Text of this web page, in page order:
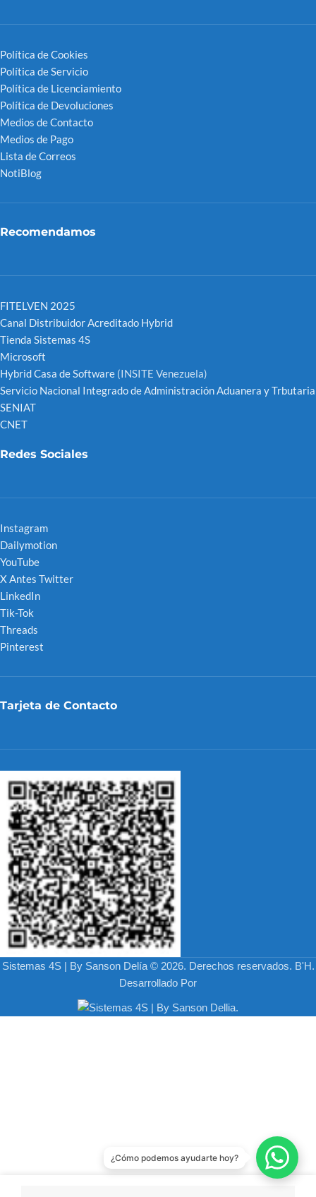
Política de Cookies
Política de Servicio
Política de Licenciamiento
Política de Devoluciones
Medios de Contacto
Medios de Pago
Lista de Correos
NotiBlog
Recomendamos
FITELVEN 2025
Canal Distribuidor Acreditado Hybrid
Tienda Sistemas 4S
Microsoft
Hybrid Casa de Software (INSITE Venezuela)
Servicio Nacional Integrado de Administración Aduanera y Trbutaria
SENIAT
CNET
Redes Sociales
Instagram
Dailymotion
YouTube
X Antes Twitter
LinkedIn
Tik-Tok
Threads
Pinterest
Tarjeta de Contacto
Sistemas 4S | By Sanson Delía © 2026. Derechos reservados. B'H.
Desarrollado Por
¿Cómo podemos ayudarte hoy?